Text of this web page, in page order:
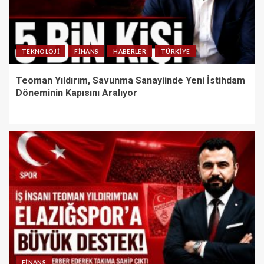
TEKNOLOJI FINANS HABERLER TÜRKIYE
Teoman Yıldırım, Savunma Sanayiinde Yeni İstihdam
Döneminin Kapısını Aralıyor
FINANS